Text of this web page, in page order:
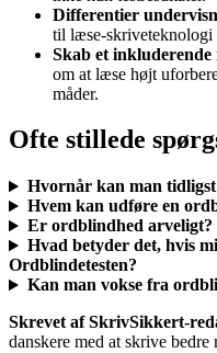
Differentier
til læse-skriveteknologi
Skab et inkluderende
om at læse højt
måder.
Ofte stillede
Hvornår kan man
Hvem kan udføre en
Er ordblindhed arveligt?
Hvad betyder det, hvis
Ordblindetesten?
Kan man vokse fra
Skrevet af SkrivSikkert-
danskere med at skrive